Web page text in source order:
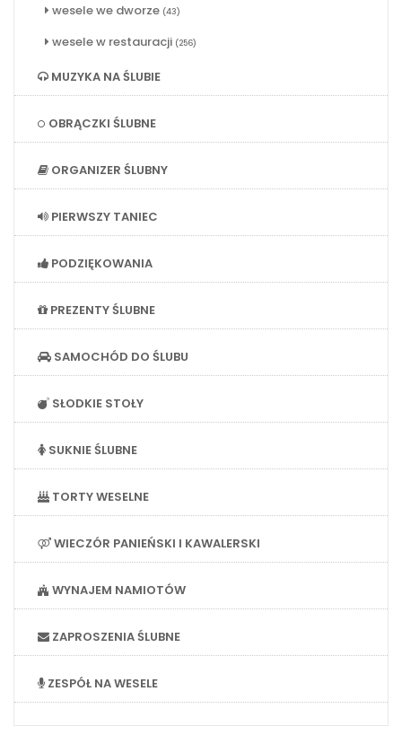
wesele we dworze (43)
wesele w restauracji (256)
MUZYKA NA ŚLUBIE
OBRĄCZKI ŚLUBNE
ORGANIZER ŚLUBNY
PIERWSZY TANIEC
PODZIĘKOWANIA
PREZENTY ŚLUBNE
SAMOCHÓD DO ŚLUBU
SŁODKIE STOŁY
SUKNIE ŚLUBNE
TORTY WESELNE
WIECZÓR PANIEŃSKI I KAWALERSKI
WYNAJEM NAMIOTÓW
ZAPROSZENIA ŚLUBNE
ZESPÓŁ NA WESELE